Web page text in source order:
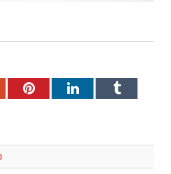
PinterestLinkedInTumblr